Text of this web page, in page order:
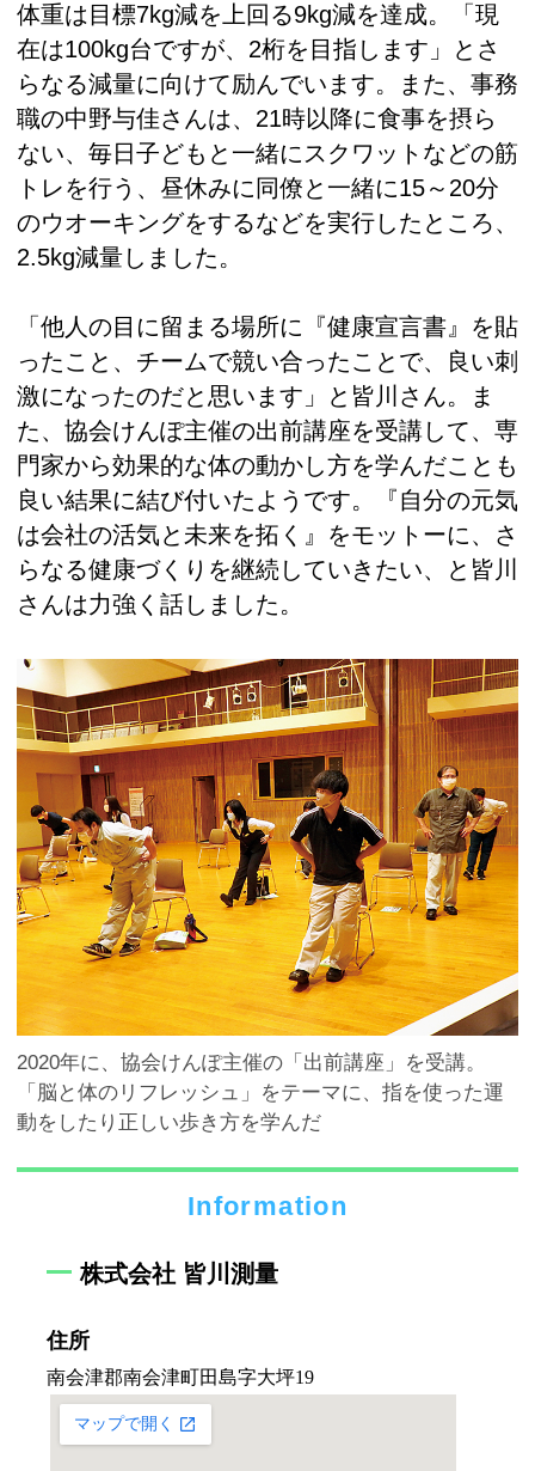
体重は目標7kg減を上回る9kg減を達成。「現
在は100kg台ですが、2桁を目指します」とさ
らなる減量に向けて励んでいます。また、事務
職の中野与佳さんは、21時以降に食事を摂ら
ない、毎日子どもと一緒にスクワットなどの筋
トレを行う、昼休みに同僚と一緒に15～20分
のウオーキングをするなどを実行したところ、
2.5kg減量しました。
「他人の目に留まる場所に『健康宣言書』を貼
ったこと、チームで競い合ったことで、良い刺
激になったのだと思います」と皆川さん。ま
た、協会けんぽ主催の出前講座を受講して、専
門家から効果的な体の動かし方を学んだことも
良い結果に結び付いたようです。『自分の元気
は会社の活気と未来を拓く』をモットーに、さ
らなる健康づくりを継続していきたい、と皆川
さんは力強く話しました。
2020年に、協会けんぽ主催の「出前講座」を受講。
「脳と体のリフレッシュ」をテーマに、指を使った運
動をしたり正しい歩き方を学んだ
Information
株式会社 皆川測量
住所